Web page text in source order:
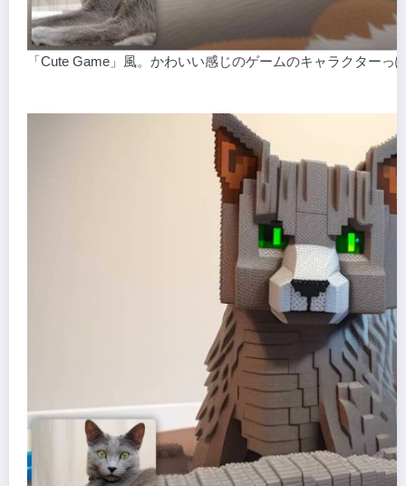
「Cute Game」風。かわいい感じのゲームのキャラクターっ